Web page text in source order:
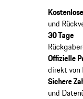
und
30 Tage
Offizielle
direkt von
Sichere
und